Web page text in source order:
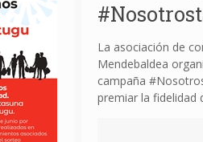
La asociación de
Mendebaldea
campaña
premiar la fidelidad